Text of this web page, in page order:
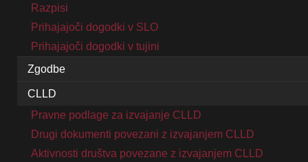
Razpisi
Prihajajoči dogodki v SLO
Prihajajoči dogodki v tujini
Zgodbe
CLLD
Pravne podlage za izvajanje CLLD
Drugi dokumenti povezani z izvajanjem CLLD
Aktivnosti društva povezane z izvajanjem CLLD